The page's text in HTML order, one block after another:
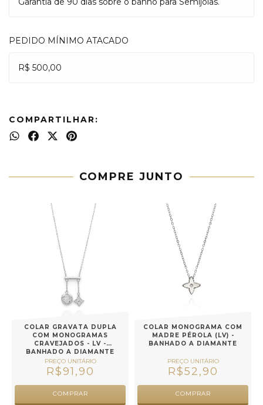
PEDIDO MÍNIMO ATACADO
R$ 500,00
COMPARTILHAR:
COMPRE JUNTO
COLAR GRAVATA DUPLA
COM MONOGRAMAS
CRAVEJADOS - LV -
BANHADO A DIAMANTE
R$91,90
COMPRAR
COLAR MONOGRAMA COM
MADRE PÉROLA (LV) -
BANHADO A DIAMANTE
R$52,90
COMPRAR